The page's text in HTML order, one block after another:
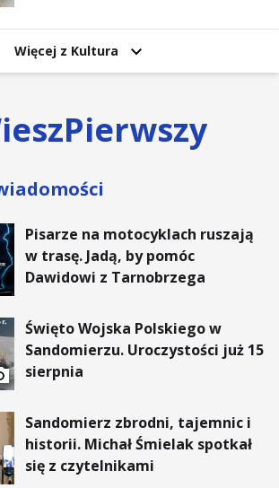
Więcej z Kultura
Pisarze na motocyklach ruszają
w trasę. Jadą, by pomóc
Dawidowi z Tarnobrzega
Święto Wojska Polskiego w
Sandomierzu. Uroczystości już 15
sierpnia
Sandomierz zbrodni, tajemnic i
historii. Michał Śmielak spotkał
się z czytelnikami